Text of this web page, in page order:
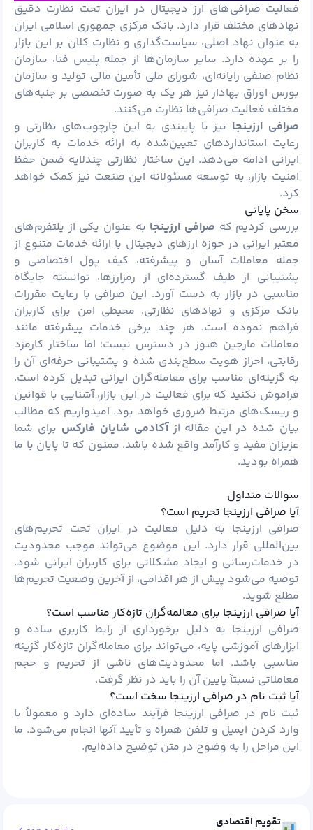
فعالیت صرافی‌های ارز دیجیتال در ایران تحت نظارت دقیق
نهادهای مختلف قرار دارد. بانک مرکزی جمهوری اسلامی ایران
به عنوان نهاد اصلی، سیاست‌گذاری و نظارت کلان بر این بازار
را بر عهده دارد. سایر سازمان‌ها از جمله پلیس فتا، سازمان
نظام صنفی رایانه‌ای، شورای ملی تأمین مالی تولید و سازمان
بورس اوراق بهادار نیز هر یک به صورت تخصصی بر جنبه‌های
مختلف فعالیت صرافی‌ها نظارت می‌کنند.
صرافی ارزینجا نیز با پایبندی به این چارچوب‌های نظارتی و
رعایت استانداردهای تعیین‌شده به ارائه خدمات به کاربران
ایرانی ادامه می‌دهد. این ساختار نظارتی چندلایه ضمن حفظ
امنیت بازار، به توسعه مسئولانه این صنعت نیز کمک خواهد
کرد.
سخن پایانی
بررسی کردیم که صرافی ارزینجا به عنوان یکی از پلتفرم‌های
معتبر ایرانی در حوزه ارزهای دیجیتال با ارائه خدمات متنوع از
جمله معاملات آسان و پیشرفته، کیف پول اختصاصی و
پشتیبانی از طیف گسترده‌ای از رمزارزها، توانسته جایگاه
مناسبی در بازار به دست آورد. این صرافی با رعایت مقررات
بانک مرکزی و نهادهای نظارتی، محیطی امن برای کاربران
فراهم نموده است. هر چند برخی خدمات پیشرفته مانند
معاملات مارجین هنوز در دسترس نیست؛ اما ساختار کارمزد
رقابتی، احراز هویت سطح‌بندی شده و پشتیبانی حرفه‌ای آن را
به گزینه‌ای مناسب برای معامله‌گران ایرانی تبدیل کرده است.
فراموش نکنید که برای فعالیت در این بازار، آشنایی با قوانین
و ریسک‌های مرتبط ضروری خواهد بود. امیدواریم که مطالب
بیان شده در این مقاله ازآکادمی شایان فارکس برای شما
عزیزان مفید و کارآمد واقع شده باشد. ممنون که تا پایان با ما
همراه بودید.
سوالات متداول
آیا صرافی ارزینجا تحریم است؟
صرافی ارزینجا به دلیل فعالیت در ایران تحت تحریم‌های
بین‌المللی قرار دارد. این موضوع می‌تواند موجب محدودیت
در خدمات‌رسانی و ایجاد مشکلاتی برای کاربران ایرانی شود.
توصیه می‌شود پیش از هر اقدامی، از آخرین وضعیت تحریم‌ها
مطلع شوید.
آیا صرافی ارزینجا برای معالمه‌گران تازه‌کار مناسب است؟
صرافی ارزینجا به دلیل برخورداری از رابط کاربری ساده و
ابزارهای آموزشی پایه، می‌تواند برای معامله‌گران تازه‌کار گزینه
مناسبی باشد. اما محدودیت‌های ناشی از تحریم و حجم
معاملاتی نسبتاً پایین آن را باید در نظر گرفت.
آیا ثبت نام در صرافی ارزینجا سخت است؟
ثبت نام در صرافی ارزینجا فرآیند ساده‌ای دارد و معمولاً با
وارد کردن ایمیل و تلفن همراه و تأیید آنها انجام می‌شود. ما
این مراحل را به وضوح در متن توضیح داده‌ایم.
تقویم اقتصادی